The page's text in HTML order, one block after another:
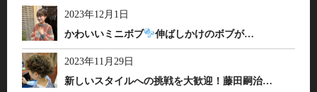
2023年12月1日
かわいいミニボブ
伸ばしかけのボブが…
2023年11月29日
新しいスタイルへの挑戦を大歓迎！藤田嗣治…